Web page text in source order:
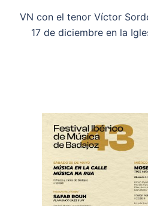
VN con el tenor Víctor
17 de diciembre en la